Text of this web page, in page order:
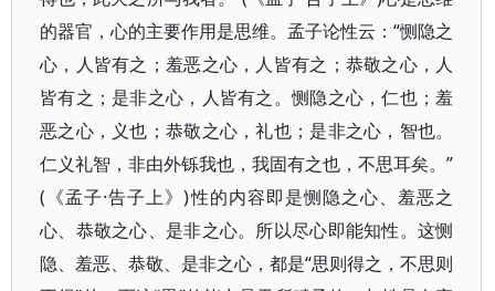
的器官，心的主要作用是思维。孟子论性云：“恻隐之
心，人皆有之；羞恶之心，人皆有之；恭敬之心，人
皆有之；是非之心，人皆有之。恻隐之心，仁也；羞
恶之心，义也；恭敬之心，礼也；是非之心，智也。
仁义礼智，非由外铄我也，我固有之也，不思耳矣。”
(《孟子·告子上》)性的内容即是恻隐之心、羞恶之
心、恭敬之心、是非之心。所以尽心即能知性。这恻
隐、羞恶、恭敬、是非之心，都是“思则得之，不思则